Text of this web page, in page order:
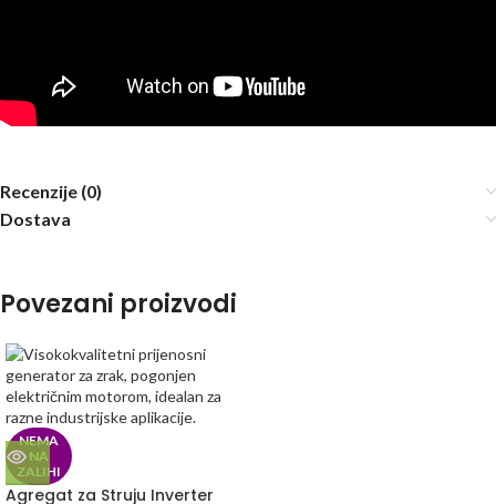
Recenzije (0)
Dostava
Povezani proizvodi
NEMA
NA
ZALIHI
Agregat za Struju Inverter